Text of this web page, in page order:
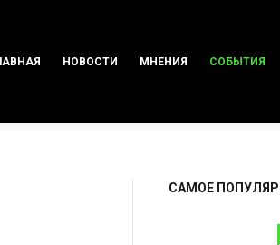
НОВОСТИ МНЕНИЯ СОБЫТИЯ
САМОЕ